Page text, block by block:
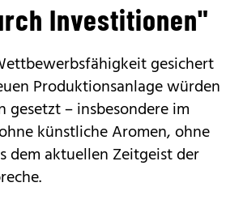
Investitionen"
gesichert
Produktionsanlage würden
– insbesondere im
künstliche Aromen, ohne
dem aktuellen Zeitgeist der